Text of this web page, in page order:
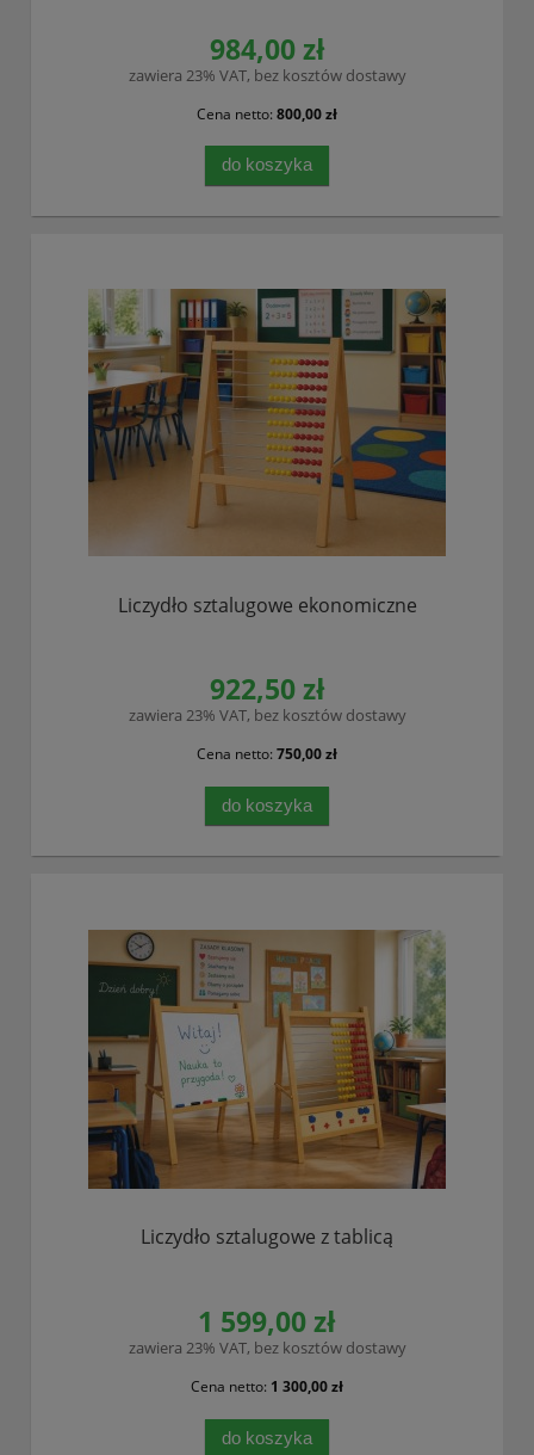
984,00 zł
zawiera 23% VAT, bez kosztów dostawy
Cena netto: 800,00 zł
do koszyka
Liczydło sztalugowe ekonomiczne
922,50 zł
zawiera 23% VAT, bez kosztów dostawy
Cena netto: 750,00 zł
do koszyka
Liczydło sztalugowe z tablicą
1 599,00 zł
zawiera 23% VAT, bez kosztów dostawy
Cena netto: 1 300,00 zł
do koszyka